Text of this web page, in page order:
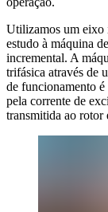
Utilizamos um eixo
estudo à máquina
incremental. A
trifásica através de
de funcionamento
pela corrente de
transmitida ao rotor